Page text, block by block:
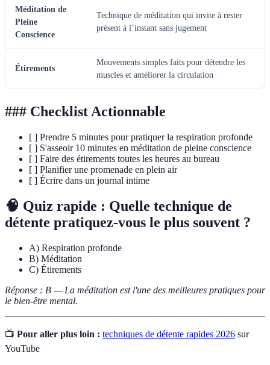
Méditation de
Pleine
Conscience
Technique de méditation qui invite à rester
présent à l’instant sans jugement
Étirements
Mouvements simples faits pour détendre les
muscles et améliorer la circulation
### Checklist Actionnable
[ ] Prendre 5 minutes pour pratiquer la respiration profonde
[ ] S'asseoir 10 minutes en méditation de pleine conscience
[ ] Faire des étirements toutes les heures au bureau
[ ] Planifier une promenade en plein air
[ ] Écrire dans un journal intime
🧠 Quiz rapide : Quelle technique de
détente pratiquez-vous le plus souvent ?
A) Respiration profonde
B) Méditation
C) Étirements
Réponse : B — La méditation est l'une des meilleures pratiques pour
le bien-être mental.
📺 Pour aller plus loin : techniques de détente rapides 2026 sur
YouTube